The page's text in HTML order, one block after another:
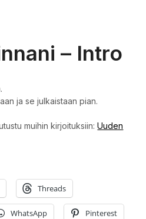
– Intro
ja se julkaistaan pian.
muihin kirjoituksiin:Uuden
Threads
WhatsApp Pinterest